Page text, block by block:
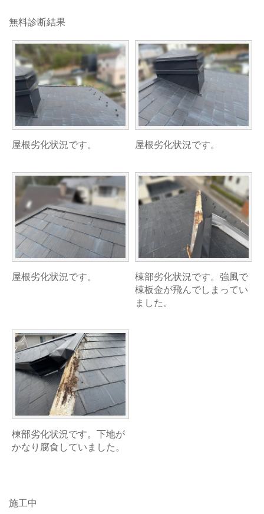
無料診断結果
屋根劣化状況です。 屋根劣化状況です。
屋根劣化状況です。
棟部劣化状況です。強風で
棟板金が飛んでしまってい
ました。
棟部劣化状況です。下地が
かなり腐食していました。
施工中